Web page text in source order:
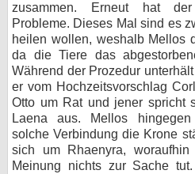
zusammen. Erneut hat
Probleme. Dieses Mal sind es
heilen wollen, weshalb Mellos
da die Tiere das
Während der Prozedur
er vom Hochzeitsvorschlag
Otto um Rat und jener spricht
Laena aus. Mellos
solche Verbindung die Krone
sich um Rhaenyra,
Meinung nichts zur Sache